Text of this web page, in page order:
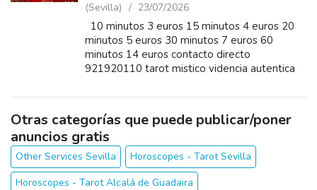
(Sevilla)
23/07/2026
10 minutos 3 euros 15 minutos 4 euros 20
minutos 5 euros 30 minutos 7 euros 60
minutos 14 euros contacto directo
921920110 tarot mistico videncia autentica
Otras categorías que puede publicar/poner
anuncios gratis
Other Services Sevilla
Horoscopes - Tarot Sevilla
Horoscopes - Tarot Alcalá de Guadaira